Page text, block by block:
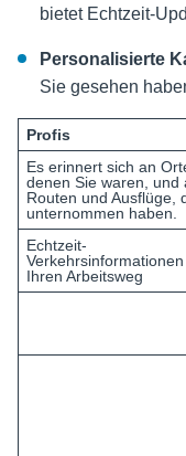
bietet Echtzeit-
Personalisierte
Sie gesehen
Profis
Es erinnert sich an
denen Sie waren, und
Routen und Ausflüge,
unternommen haben.
Echtzeit-
Ihren Arbeitsweg